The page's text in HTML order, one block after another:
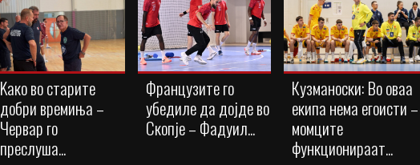
Kaко во старите
добри времиња –
Червар го
преслуша...
Французите го
убедиле да дојде во
Скопје – Фадуил...
Кузманоски: Во оваа
екипа нема егоисти –
момците
функционираат...